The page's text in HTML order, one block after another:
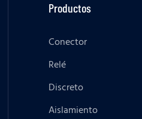
Productos
Conector
Relé
Discreto
Aislamiento